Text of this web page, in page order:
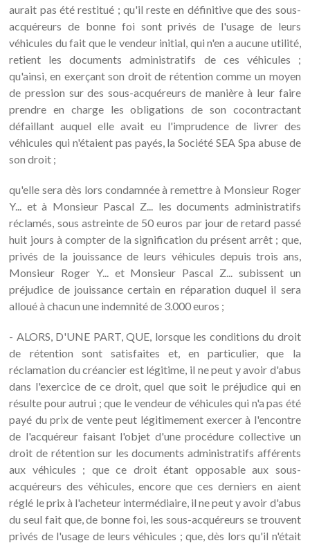
aurait pas été restitué ; qu'il reste en définitive que des sous-
acquéreurs de bonne foi sont privés de l'usage de leurs
véhicules du fait que le vendeur initial, qui n'en a aucune utilité,
retient les documents administratifs de ces véhicules ;
qu'ainsi, en exerçant son droit de rétention comme un moyen
de pression sur des sous-acquéreurs de manière à leur faire
prendre en charge les obligations de son cocontractant
défaillant auquel elle avait eu l'imprudence de livrer des
véhicules qui n'étaient pas payés, la Société SEA Spa abuse de
son droit ;
qu'elle sera dès lors condamnée à remettre à Monsieur Roger
Y... et à Monsieur Pascal Z... les documents administratifs
réclamés, sous astreinte de 50 euros par jour de retard passé
huit jours à compter de la signification du présent arrêt ; que,
privés de la jouissance de leurs véhicules depuis trois ans,
Monsieur Roger Y... et Monsieur Pascal Z... subissent un
préjudice de jouissance certain en réparation duquel il sera
alloué à chacun une indemnité de 3.000 euros ;
- ALORS, D'UNE PART, QUE, lorsque les conditions du droit
de rétention sont satisfaites et, en particulier, que la
réclamation du créancier est légitime, il ne peut y avoir d'abus
dans l'exercice de ce droit, quel que soit le préjudice qui en
résulte pour autrui ; que le vendeur de véhicules qui n'a pas été
payé du prix de vente peut légitimement exercer à l'encontre
de l'acquéreur faisant l'objet d'une procédure collective un
droit de rétention sur les documents administratifs afférents
aux véhicules ; que ce droit étant opposable aux sous-
acquéreurs des véhicules, encore que ces derniers en aient
réglé le prix à l'acheteur intermédiaire, il ne peut y avoir d'abus
du seul fait que, de bonne foi, les sous-acquéreurs se trouvent
privés de l'usage de leurs véhicules ; que, dès lors qu'il n'était